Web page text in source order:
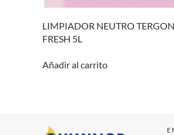
LIMPIADOR NEUTRO TERGON
FRESH 5L
Añadir al carrito